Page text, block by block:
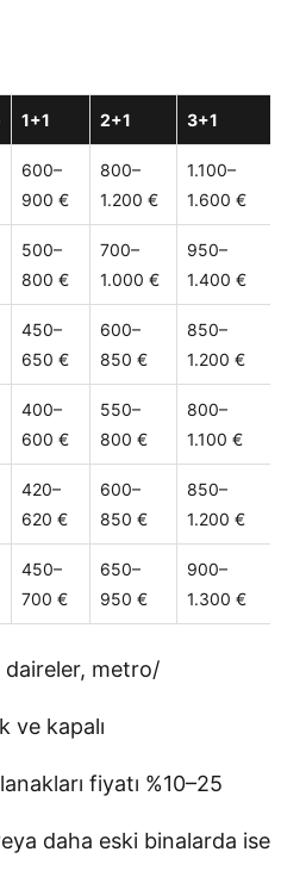
1+1 2+1 3+1
600–
900 €
800–
1.200 €
1.100–
1.600 €
500–
800 €
700–
1.000 €
950–
1.400 €
450–
650 €
600–
850 €
850–
1.200 €
400–
600 €
550–
800 €
800–
1.100 €
420–
620 €
600–
850 €
850–
1.200 €
450–
700 €
650–
950 €
900–
1.300 €
daireler, metro/
ve kapalı
fiyatı %10–25
daha eski binalarda ise